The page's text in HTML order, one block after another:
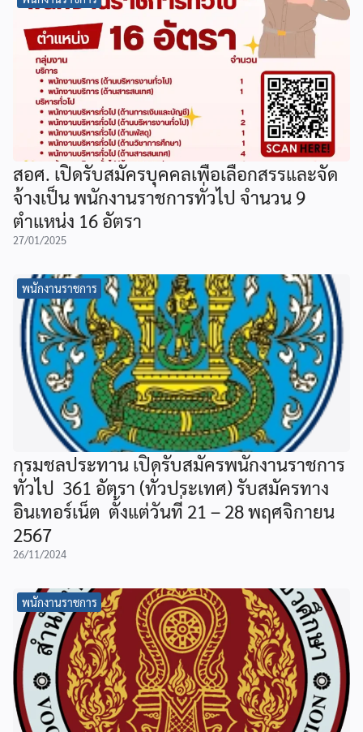
สอศ. เปิดรับสมัครบุคคลเพื่อเลือกสรรและจัด
จ้างเป็น พนักงานราชการทั่วไป จำนวน 9
ตำแหน่ง 16 อัตรา
27/01/2025
พนักงานราชการ
กรมชลประทาน เปิดรับสมัครพนักงานราชการ
ทั่วไป 361 อัตรา (ทั่วประเทศ) รับสมัครทาง
อินเทอร์เน็ต ตั้งแต่วันที่ 21 – 28 พฤศจิกายน
2567
26/11/2024
พนักงานราชการ